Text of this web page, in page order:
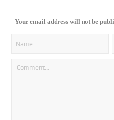
Your email address will not be